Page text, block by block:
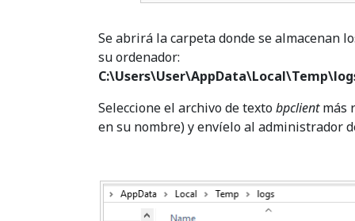
Se abrirá la carpeta donde se almacenan
su ordenador:
Seleccione el archivo de textobpclientmás
en su nombre) y envíelo al administrador